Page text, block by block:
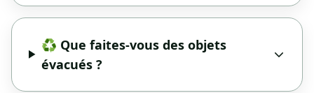
♻️ Que faites-vous des objets
évacués ?